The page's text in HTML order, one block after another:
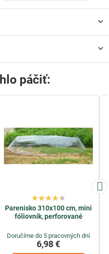
páčiť:
Parenisko 310x100 cm, mini
fóliovník, perforované
Doručíme do 5 pracovných dní
6,98 €